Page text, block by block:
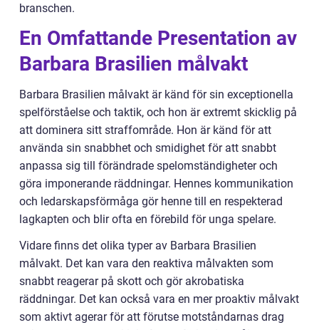
branschen.
En Omfattande Presentation av
Barbara Brasilien målvakt
Barbara Brasilien målvakt är känd för sin exceptionella
spelförståelse och taktik, och hon är extremt skicklig på
att dominera sitt straffområde. Hon är känd för att
använda sin snabbhet och smidighet för att snabbt
anpassa sig till förändrade spelomständigheter och
göra imponerande räddningar. Hennes kommunikation
och ledarskapsförmåga gör henne till en respekterad
lagkapten och blir ofta en förebild för unga spelare.
Vidare finns det olika typer av Barbara Brasilien
målvakt. Det kan vara den reaktiva målvakten som
snabbt reagerar på skott och gör akrobatiska
räddningar. Det kan också vara en mer proaktiv målvakt
som aktivt agerar för att förutse motståndarnas drag